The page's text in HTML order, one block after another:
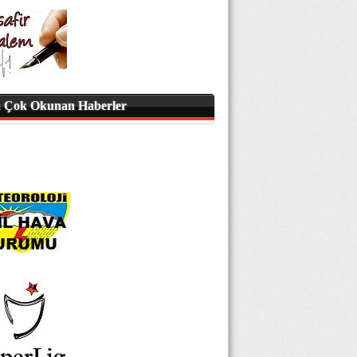
Çok Okunan Haberler